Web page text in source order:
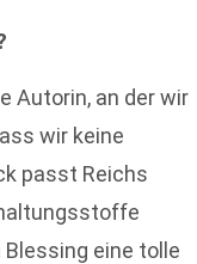
Autorin, an der wir
wir keine
passt Reichs
Blessing eine tolle